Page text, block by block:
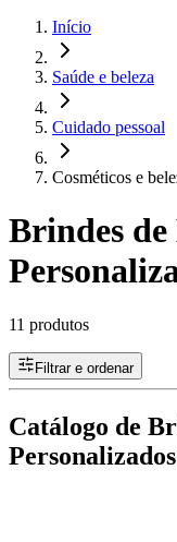
Início
Saúde e beleza
Cuidado pessoal
Cosméticos e
Brindes de
11 produtos
Filtrar e ordenar
Catálogo de
Personalizados